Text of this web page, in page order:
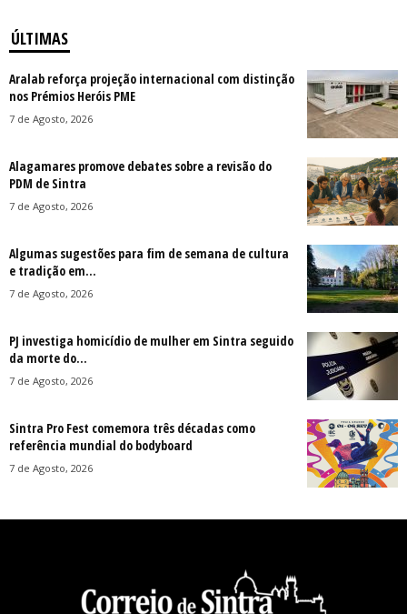
ÚLTIMAS
Aralab reforça projeção internacional com distinção
nos Prémios Heróis PME
7 de Agosto, 2026
Alagamares promove debates sobre a revisão do
PDM de Sintra
7 de Agosto, 2026
Algumas sugestões para fim de semana de cultura
e tradição em...
7 de Agosto, 2026
PJ investiga homicídio de mulher em Sintra seguido
da morte do...
7 de Agosto, 2026
Sintra Pro Fest comemora três décadas como
referência mundial do bodyboard
7 de Agosto, 2026